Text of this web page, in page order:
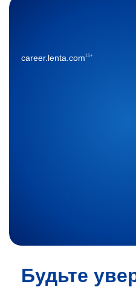
career.lenta.com16+
Будьте